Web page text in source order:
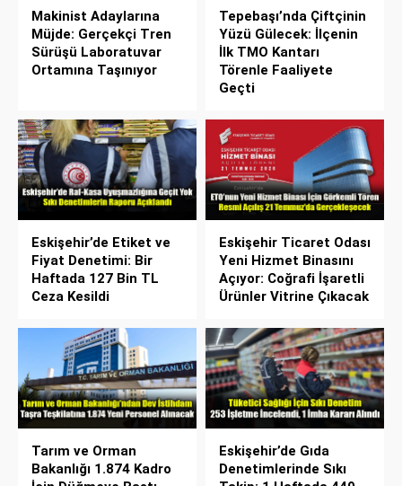
Makinist Adaylarına
Müjde: Gerçekçi Tren
Sürüşü Laboratuvar
Ortamına Taşınıyor
Tepebaşı’nda Çiftçinin
Yüzü Gülecek: İlçenin
İlk TMO Kantarı
Törenle Faaliyete
Geçti
Eskişehir’de Etiket ve
Fiyat Denetimi: Bir
Haftada 127 Bin TL
Ceza Kesildi
Eskişehir Ticaret Odası
Yeni Hizmet Binasını
Açıyor: Coğrafi İşaretli
Ürünler Vitrine Çıkacak
Tarım ve Orman
Bakanlığı 1.874 Kadro
Eskişehir’de Gıda
Denetimlerinde Sıkı